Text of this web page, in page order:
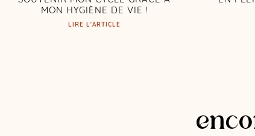
MON HYGIÈNE DE VIE !
LIRE L'ARTICLE